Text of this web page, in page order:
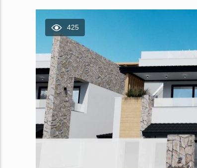
425